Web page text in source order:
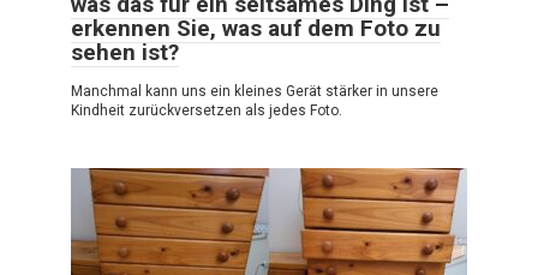
erkennen Sie, was auf dem Foto zu
sehen ist?
Manchmal kann uns ein kleines Gerät stärker in unsere
Kindheit zurückversetzen als jedes Foto.